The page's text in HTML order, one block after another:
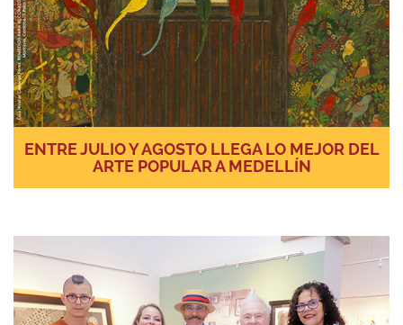
ENTRE JULIO Y AGOSTO LLEGA LO MEJOR DEL
ARTE POPULAR A MEDELLÍN